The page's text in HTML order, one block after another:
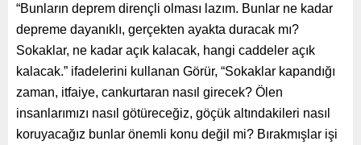
“Bunların deprem dirençli olması lazım. Bunlar ne kadar
depreme dayanıklı, gerçekten ayakta duracak mı?
Sokaklar, ne kadar açık kalacak, hangi caddeler açık
kalacak.” ifadelerini kullanan Görür, “Sokaklar kapandığı
zaman, itfaiye, cankurtaran nasıl girecek? Ölen
insanlarımızı nasıl götüreceğiz, göçük altındakileri nasıl
koruyacağız bunlar önemli konu değil mi? Bırakmışlar işi